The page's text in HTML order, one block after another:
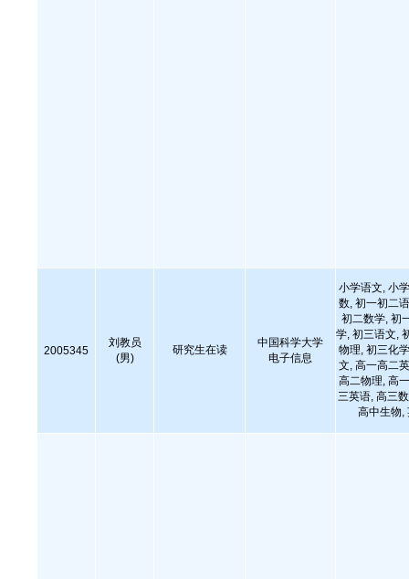
2005345
刘教员
(男)
研究生在读
中国科学大学
电子信息
小学语文, 小
数, 初一初二
初二数学, 初
学, 初三语文,
物理, 初三化
文, 高一高二
高二物理, 高
三英语, 高三
高中生物,